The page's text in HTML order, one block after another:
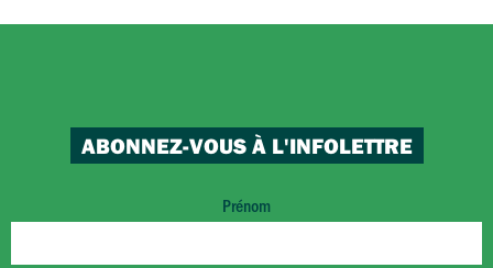
ABONNEZ-VOUS À L'INFOLETTRE
Prénom